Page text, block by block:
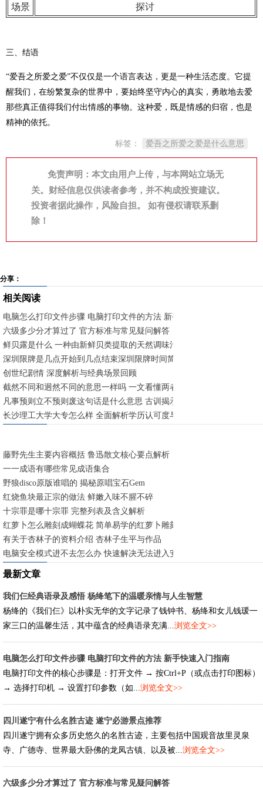
场景
探讨
三、结语
“爱吾之所爱之爱”不仅仅是一个语言表达，更是一种生活态度。它提
醒我们，在纷繁复杂的世界中，要始终坚守内心的真实，勇敢地去爱
那些真正值得我们付出情感的事物。这种爱，既是情感的归宿，也是
精神的依托。
标签： 爱吾之所爱之爱是什么意思
免责声明：本文由用户上传，与本网站立场无
关。财经信息仅供读者参考，并不构成投资建议。
投资者据此操作，风险自担。 如有侵权请联系删
除！
分享：
相关阅读
电脑怎么打印文件步骤 电脑打印文件的方法 新手快速入门指南
六级多少分才算过了 官方标准与常见疑问解答
鲜贝露是什么 一种由新鲜贝类提取的天然调味汁
深圳限牌是几点开始到几点结束深圳限牌时间简述 工作日早晚高峰限行
创世纪剧情 深度解析与经典场景回顾
截然不同和迥然不同的意思一样吗 一文看懂两者异同
凡事预则立不预则废这句话是什么意思 古训揭示提前规划的重要性
长沙理工大学大专怎么样 全面解析学历认可度与就业前景
藤野先生主要内容概括 鲁迅散文核心要点解析
一一成语有哪些常见成语集合
野狼disco原版谁唱的 揭秘原唱宝石Gem
红烧鱼块最正宗的做法 鲜嫩入味不腥不碎
十宗罪是哪十宗罪 完整列表及含义解析
红萝卜怎么雕刻成蝴蝶花 简单易学的红萝卜雕刻技法
有关于杏林子的资料介绍 杏林子生平与作品
电脑安全模式进不去怎么办 快速解决无法进入安全模式的方法
最新文章
我们仨经典语录及感悟 杨绛笔下的温暖亲情与人生智慧
杨绛的《我们仨》以朴实无华的文字记录了钱钟书、杨绛和女儿钱瑗一
家三口的温馨生活，其中蕴含的经典语录充满...浏览全文>>
电脑怎么打印文件步骤 电脑打印文件的方法 新手快速入门指南
电脑打印文件的核心步骤是：打开文件 → 按Ctrl+P（或点击打印图标）
→ 选择打印机 → 设置打印参数（如...浏览全文>>
四川遂宁有什么名胜古迹 遂宁必游景点推荐
四川遂宁拥有众多历史悠久的名胜古迹，主要包括中国观音故里灵泉
寺、广德寺、世界最大卧佛的龙凤古镇、以及被...浏览全文>>
六级多少分才算过了 官方标准与常见疑问解答